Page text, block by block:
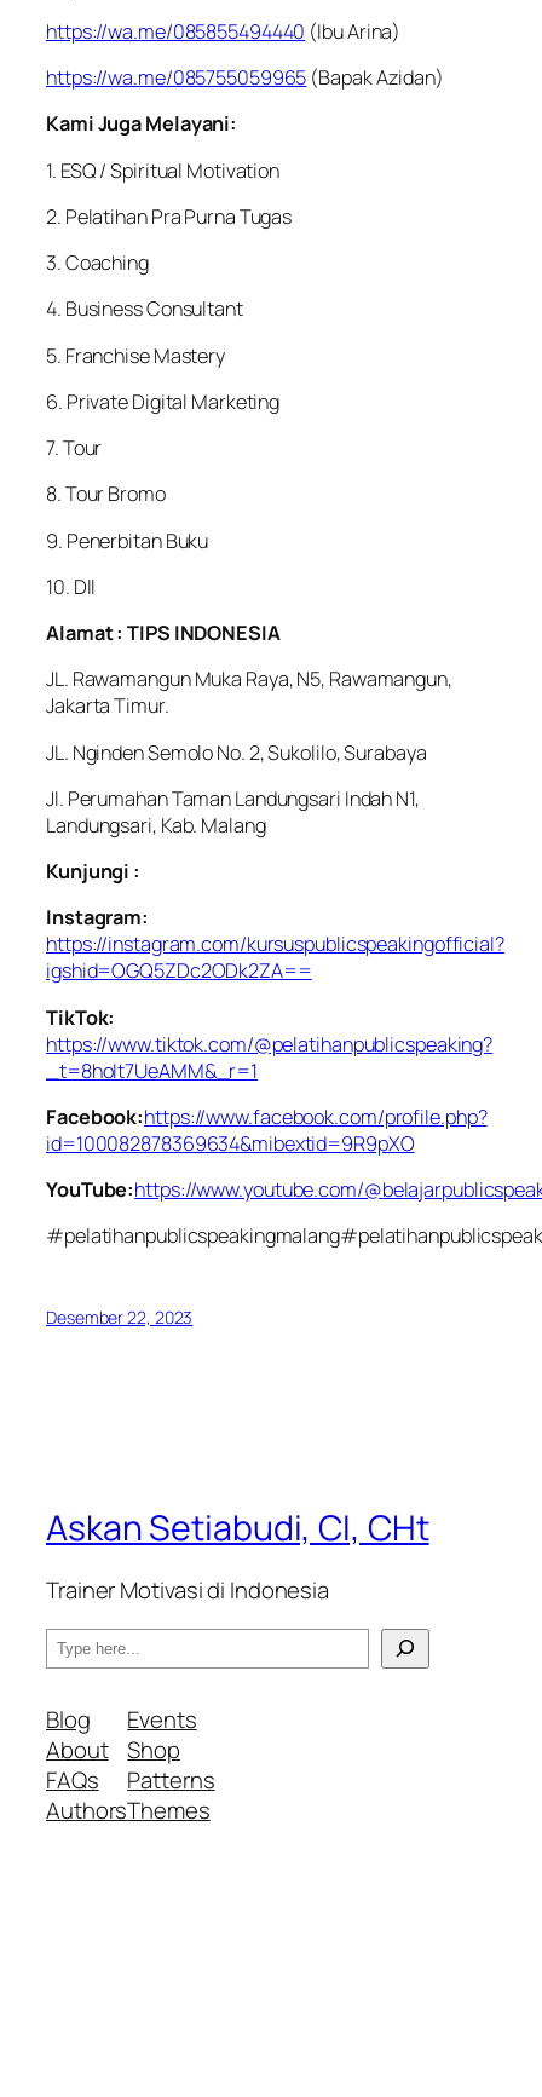
https://wa.me/085855494440 (Ibu Arina)
https://wa.me/085755059965 (Bapak Azidan)
Kami Juga Melayani:
1. ESQ / Spiritual Motivation
2. Pelatihan Pra Purna Tugas
3. Coaching
4. Business Consultant
5. Franchise Mastery
6. Private Digital Marketing
7. Tour
8. Tour Bromo
9. Penerbitan Buku
10. Dll
Alamat : TIPS INDONESIA
JL. Rawamangun Muka Raya, N5, Rawamangun,
Jakarta Timur.
JL. Nginden Semolo No. 2, Sukolilo, Surabaya
Jl. Perumahan Taman Landungsari Indah N1,
Landungsari, Kab. Malang
Kunjungi :
Instagram:
https://instagram.com/kursuspublicspeakingofficial?
igshid=OGQ5ZDc2ODk2ZA==
TikTok:
https://www.tiktok.com/@pelatihanpublicspeaking?
_t=8hoIt7UeAMM&_r=1
Facebook:https://www.facebook.com/profile.php?
id=100082878369634&mibextid=9R9pXO
YouTube:https://www.youtube.com/
Desember 22, 2023
Askan Setiabudi, CI, CHt
Trainer Motivasi di Indonesia
S
e
r
c
h
Blog
About
FAQs
Authors
Events
Shop
Patterns
Themes